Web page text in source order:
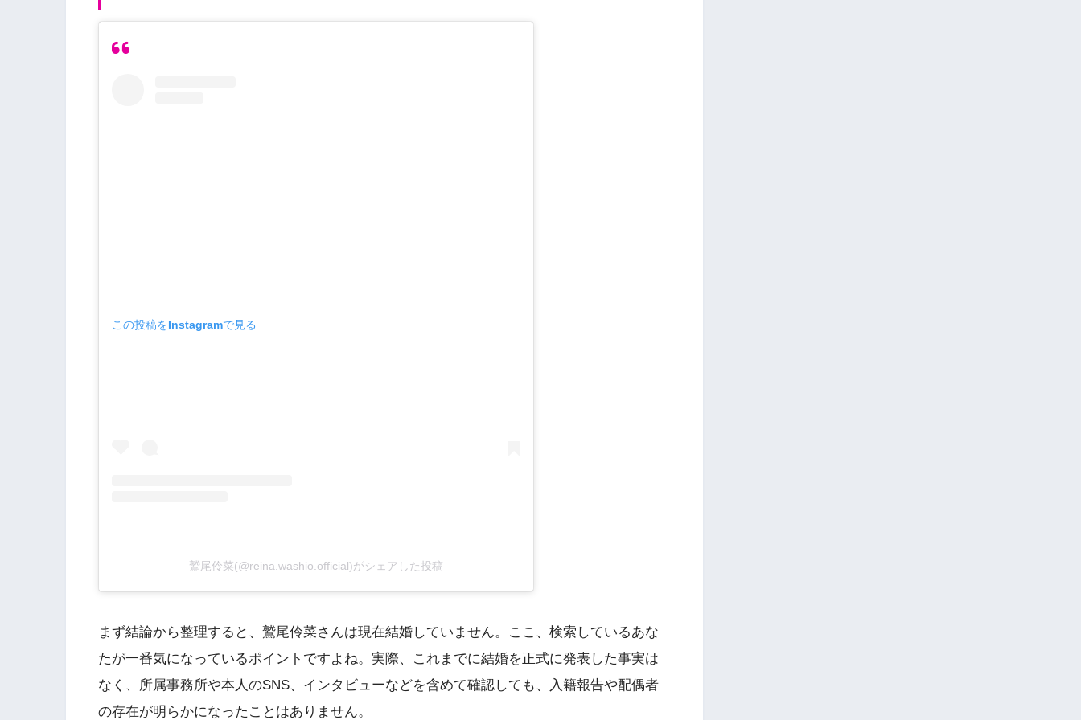
この投稿をInstagramで見る
鷲尾伶菜(@reina.washio.official)がシェアした投稿
まず結論から整理すると、鷲尾伶菜さんは現在結婚していません。ここ、検索しているあな
たが一番気になっているポイントですよね。実際、これまでに結婚を正式に発表した事実は
なく、所属事務所や本人のSNS、インタビューなどを含めて確認しても、入籍報告や配偶者
の存在が明らかになったことはありません。